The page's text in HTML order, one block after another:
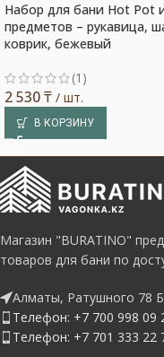
Набор для бани Hot Pot
предметов – рукавица,
коврик, бежевый
(1)
2 530₸ / шт.
В КОРЗИНУ
Магазин "BURATINO"
товаров для бани по
Алматы, Ратушного 78 Б
Телефон: +7 700 998 09
Телефон: +7 701 333 22